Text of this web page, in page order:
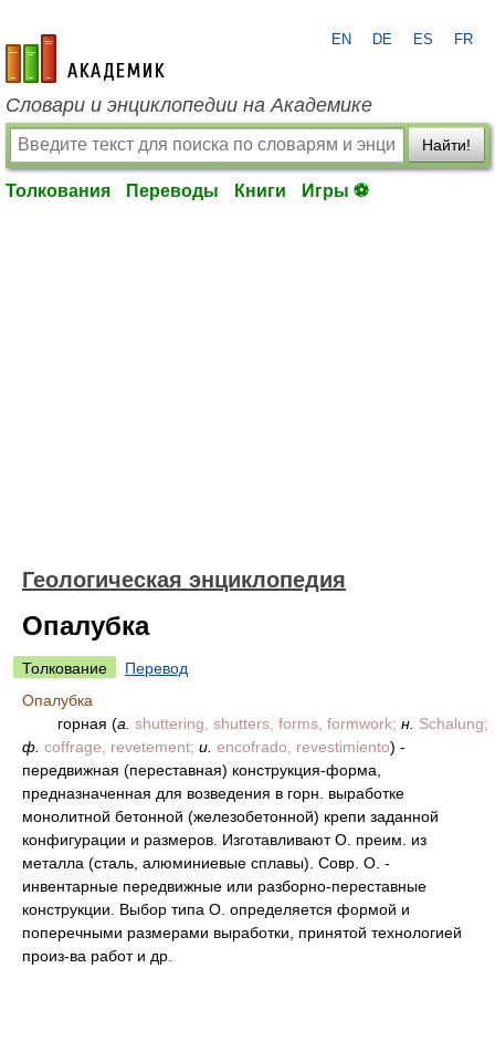
academic.ru
EN DE ES FR
Словари и энциклопедии на Академике
Найти!
Толкования Переводы Книги Игры ⚽
Геологическая энциклопедия
Опалубка
Толкование
Перевод
Опалубка
горная (a. shuttering, shutters, forms, formwork; н. Schalung;
ф. coffrage, revetement; и. encofrado, revestimiento) -
передвижная (переставная) конструкция-форма,
предназначенная для возведения в горн. выработке
монолитной бетонной (железобетонной) крепи заданной
конфигурации и размеров. Изготавливают O. преим. из
металла (сталь, алюминиевые сплавы). Совр. O. -
инвентарные передвижные или разборно-переставные
конструкции. Выбор типа O. определяется формой и
поперечными размерами выработки, принятой технологией
произ-ва работ и др.